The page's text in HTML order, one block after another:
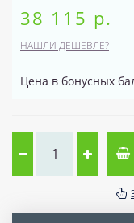
38 115 р.
НАШЛИ ДЕШЕВЛЕ?
Цена в бонусных